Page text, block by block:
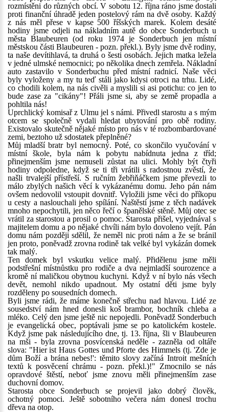
rozmístěni do různých obcí. V sobotu 12. října ráno jsme dostali
proti finanční úhradě jeden postelový rám na dvě osoby. Každý
z nás měl přese v kapse 500 říšských marek. Kolem desáté
hodiny jsme odjeli na nákladním autě do obce Sonderbuch u
města Blaubeuren (od roku 1974 je Sonderbuch jen místní
městskou části Blaubeuren - pozn. překl.). Byly jsme dvě rodiny,
ta naše devítihlavá, ta druhá o šesti osobách. Jejich matka ležela
v jedné ulmské nemocnici; po několika dnech zemřela. Nákladní
auto zastavilo v Sonderbuchu před místní radnicí. Naše věci
byly vyloženy a my tu teď stáli jako kdysi otroci na trhu. Lidé,
co chodili kolem, na nás civěli a myslili si asi potichu: co jen to
bude zase za "cikány"! Přáli jsme si, aby se země propadla a
pohltila nás!
Uprchlický komisař z Ulmu jel s námi. Přivedl starostu a s mým
otcem se společně vydali hledat ubytování pro obě rodiny.
Existovalo skutečně nějaké místo pro nás v té rozbombardované
zemi, beztoho už sdostatek přeplněné?
Můj mladší bratr byl nemocný. Poté, co skončilo vyučování v
místní škole, byla nám k pobytu nabídnuta jedna z tříd;
přinejmenším jsme nemuseli zůstat na ulici. Mohly být čtyři
hodiny odpoledne, když se ti tři vrátili s radostnou zvěstí, že
našli trvalejší přístřeší. S ručním žebřiňáčkem jsme převezli to
málo zbylých našich věcí k vykázanému domu. Jeho pán nám
ovšem nedovolil vstoupit dovnitř. Vyložili jsme věci do příkopu
u cesty a naslouchali jeho spílání. Naštěstí jsme z těch nadávek
mnoho nepochytili, jen něco řečí o španělské stěně. Můj otec se
vrátil za starostou a prosil o pomoc. Starosta přišel, vyjednával s
majitelem domu a po nějaké chvíli nám bylo dovoleno vejít. Pán
domu nám později sdělil, že neměl nic proti nám a že se bránil
jen proto, poněvadž zrovna rodině tak velké byl vykázán domek
tak malý.
Ten domek byl vskutku velice malý. Přidělenu jsme měli
podstřešní místnůstku pro rodiče a dva nejmladší sourozence a
kromě ní maličkou obytnou kuchyni. Když v ní bylo nás všech
devět, nemohl nikdo upadnout. My ostatní děti jsme byly
rozděleny po sousedních domech.
Byli jsme rádi, že máme konečně střechu nad hlavou. Lidé ze
sousedství nám hned donesli koš brambor, bochník chleba a
mléko. Celý den jsme ještě nic nepojedli. Poněvadž Sonderbuch
je evangelická obec, poptávali jsme se po katolickém kostele.
Když jsme pak následujícího dne, tj. 13. října, šli v Blaubeuren
na mši - byla zrovna posvícenská neděle - zazněla od oltáře
slova: "Hier ist Haus Gottes und Pforte des Himmels (tj. 'Zde je
dům Boží a brána nebes!': těmito slovy začíná Introit mešních
textů k posvěcení chrámu - pozn. překl.)!" Zmocnilo se nás
opravdové štěstí, neboť jsme znovu měli přinejmenším zase
duchovní domov.
Starosta obce Sonderbuch se projevil jako dobrý člověk,
ochotný pomoci. Ještě sobotního večera nám donesl trochu
dřeva na otop.